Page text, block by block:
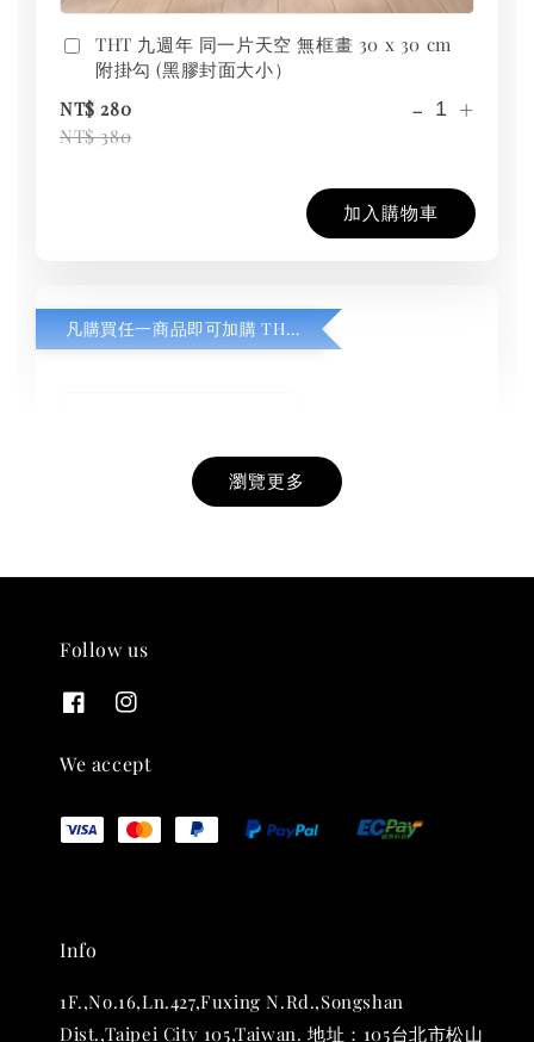
THT 九週年 同一片天空 無框畫 30 x 30 cm
附掛勾 (黑膠封面大小）
NT$ 280
NT$ 380
- +
加入購物車
凡購買任一商品即可加購 THT 九週年紀念 T-shirt
THT 九週年紀念 T-shirt
NT$ 880
加入購物車
瀏覽更多
Follow us
We accept
Info
1F.,No.16,Ln.427,Fuxing N.Rd.,Songshan
Dist.,Taipei City 105,Taiwan. 地址：105台北市松山